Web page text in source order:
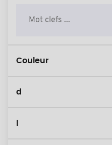
Couleur
d